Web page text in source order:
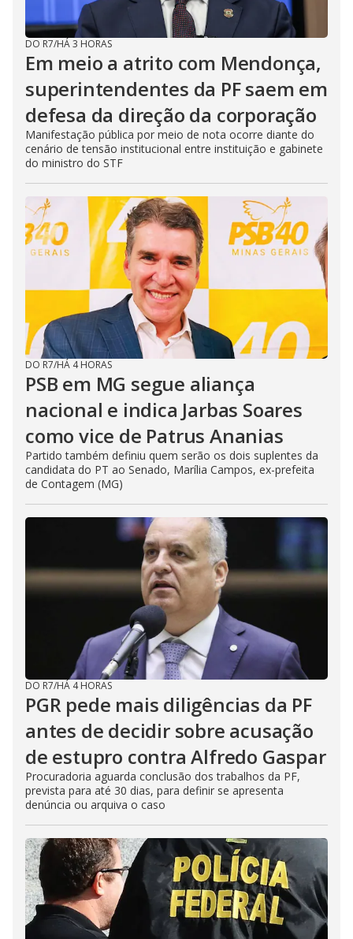
DO R7/HÁ 3 HORAS
Em meio a atrito com Mendonça,
superintendentes da PF saem em
defesa da direção da corporação
Manifestação pública por meio de nota ocorre diante do
cenário de tensão institucional entre instituição e gabinete
do ministro do STF
DO R7/HÁ 4 HORAS
PSB em MG segue aliança
nacional e indica Jarbas Soares
como vice de Patrus Ananias
Partido também definiu quem serão os dois suplentes da
candidata do PT ao Senado, Marília Campos, ex-prefeita
de Contagem (MG)
DO R7/HÁ 4 HORAS
PGR pede mais diligências da PF
antes de decidir sobre acusação
de estupro contra Alfredo Gaspar
Procuradoria aguarda conclusão dos trabalhos da PF,
prevista para até 30 dias, para definir se apresenta
denúncia ou arquiva o caso